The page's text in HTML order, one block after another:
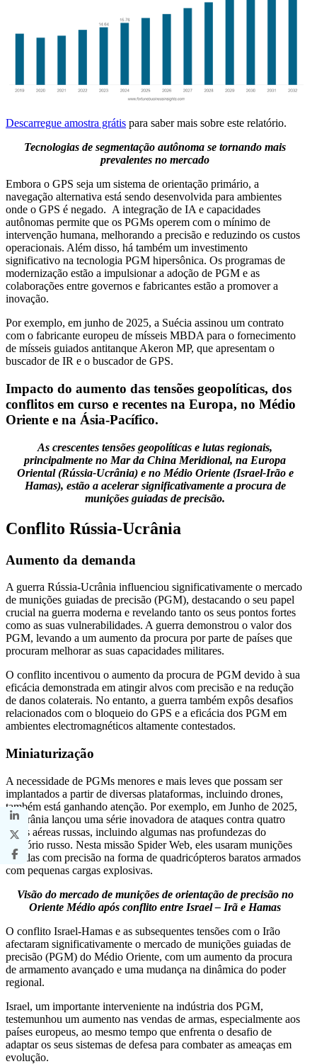
Descarregue amostra grátis para saber mais sobre este relatório.
Tecnologias de segmentação autônoma se tornando mais
prevalentes no mercado
Embora o GPS seja um sistema de orientação primário, a
navegação alternativa está sendo desenvolvida para ambientes
onde o GPS é negado. A integração de IA e capacidades
autônomas permite que os PGMs operem com o mínimo de
intervenção humana, melhorando a precisão e reduzindo os custos
operacionais. Além disso, há também um investimento
significativo na tecnologia PGM hipersônica. Os programas de
modernização estão a impulsionar a adoção de PGM e as
colaborações entre governos e fabricantes estão a promover a
inovação.
Por exemplo, em junho de 2025, a Suécia assinou um contrato
com o fabricante europeu de mísseis MBDA para o fornecimento
de mísseis guiados antitanque Akeron MP, que apresentam o
buscador de IR e o buscador de GPS.
Impacto do aumento das tensões geopolíticas, dos
conflitos em curso e recentes na Europa, no Médio
Oriente e na Ásia-Pacífico.
As crescentes tensões geopolíticas e lutas regionais,
principalmente no Mar da China Meridional, na Europa
Oriental (Rússia-Ucrânia) e no Médio Oriente (Israel-Irão e
Hamas), estão a acelerar significativamente a procura de
munições guiadas de precisão.
Conflito Rússia-Ucrânia
Aumento da demanda
A guerra Rússia-Ucrânia influenciou significativamente o mercado
de munições guiadas de precisão (PGM), destacando o seu papel
crucial na guerra moderna e revelando tanto os seus pontos fortes
como as suas vulnerabilidades. A guerra demonstrou o valor dos
PGM, levando a um aumento da procura por parte de países que
procuram melhorar as suas capacidades militares.
O conflito incentivou o aumento da procura de PGM devido à sua
eficácia demonstrada em atingir alvos com precisão e na redução
de danos colaterais. No entanto, a guerra também expôs desafios
relacionados com o bloqueio do GPS e a eficácia dos PGM em
ambientes electromagnéticos altamente contestados.
Miniaturização
A necessidade de PGMs menores e mais leves que possam ser
implantados a partir de diversas plataformas, incluindo drones,
também está ganhando atenção. Por exemplo, em Junho de 2025,
a Ucrânia lançou uma série inovadora de ataques contra quatro
bases aéreas russas, incluindo algumas nas profundezas do
território russo. Nesta missão Spider Web, eles usaram munições
guiadas com precisão na forma de quadricópteros baratos armados
com pequenas cargas explosivas.
Visão do mercado de munições de orientação de precisão no
Oriente Médio após conflito entre Israel – Irã e Hamas
O conflito Israel-Hamas e as subsequentes tensões com o Irão
afectaram significativamente o mercado de munições guiadas de
precisão (PGM) do Médio Oriente, com um aumento da procura
de armamento avançado e uma mudança na dinâmica do poder
regional.
Israel, um importante interveniente na indústria dos PGM,
testemunhou um aumento nas vendas de armas, especialmente aos
países europeus, ao mesmo tempo que enfrenta o desafio de
adaptar os seus sistemas de defesa para combater as ameaças em
evolução.